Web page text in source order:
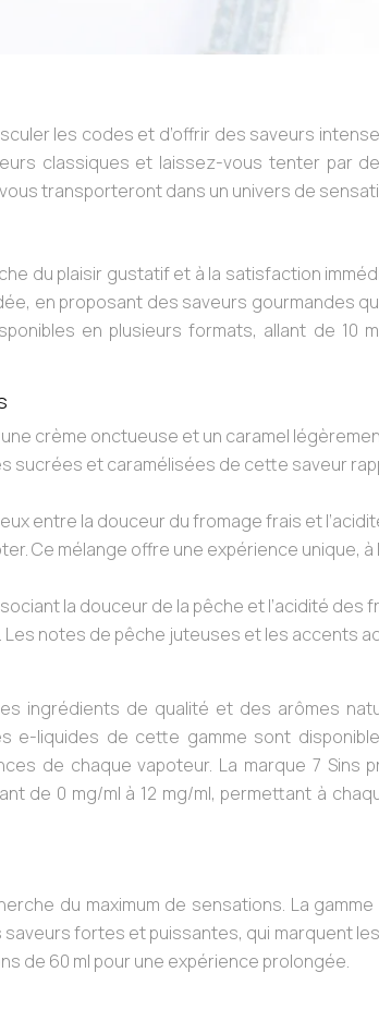
les codes et d’offrir des saveurs
classiques et laissez-vous tenter par
transporteront dans un univers de
du plaisir gustatif et à la satisfaction
en proposant des saveurs gourmandes
en plusieurs formats, allant de 10
crème onctueuse et un caramel
sucrées et caramélisées de cette saveur
entre la douceur du fromage frais et
Ce mélange offre une expérience unique, à
la douceur de la pêche et l’acidité des
notes de pêche juteuses et les accents
ingrédients de qualité et des arômes
e-liquides de cette gamme sont
de chaque vapoteur. La marque 7 Sins
de 0 mg/ml à 12 mg/ml, permettant à
du maximum de sensations. La
fortes et puissantes, qui marquent
de 60 ml pour une expérience prolongée.